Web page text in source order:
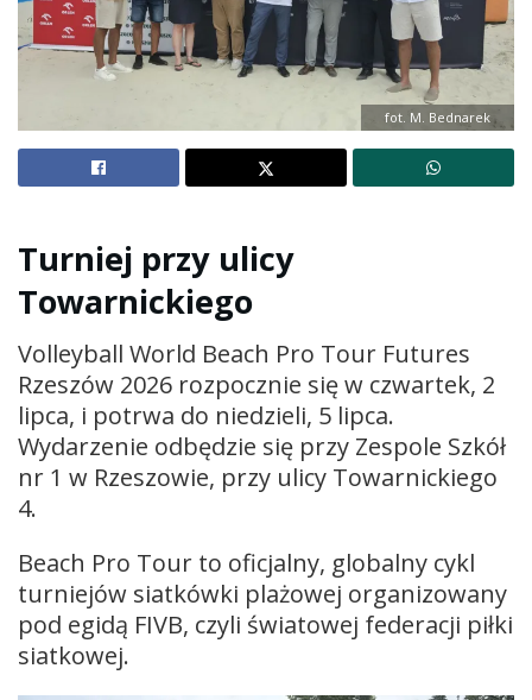
fot. M. Bednarek
Turniej przy ulicy
Towarnickiego
Volleyball World Beach Pro Tour Futures
Rzeszów 2026 rozpocznie się w czwartek, 2
lipca, i potrwa do niedzieli, 5 lipca.
Wydarzenie odbędzie się przy Zespole Szkół
nr 1 w Rzeszowie, przy ulicy Towarnickiego
4.
Beach Pro Tour to oficjalny, globalny cykl
turniejów siatkówki plażowej organizowany
pod egidą FIVB, czyli światowej federacji piłki
siatkowej.